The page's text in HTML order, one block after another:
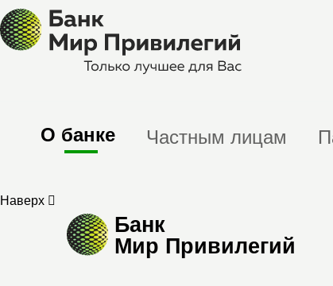
О банке Частным лицам
Наверх
Банк
Мир Привилегий